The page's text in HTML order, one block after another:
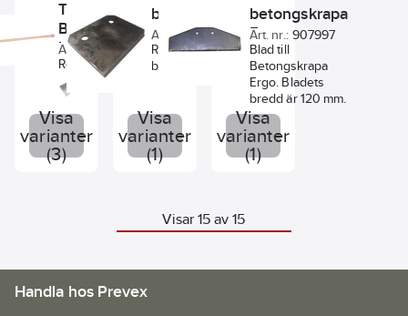
barkning av
timmer m.m.
Tillbehör
Bahco
barkspade
9010
Art. nr.: 115316
Reservdelar för
barkspade
9010 från
Bahco.
Visa
varianter
(3)
betongskrapa
Art. nr.: 926678
Reservblad för
betongskrapa.
Visa
varianter
(1)
betongskrapa
Ergo
Art. nr.: 907997
Blad till
Betongskrapa
Ergo. Bladets
bredd är 120 mm.
Visa
varianter
(1)
Visar 15 av 15
Handla hos Prevex